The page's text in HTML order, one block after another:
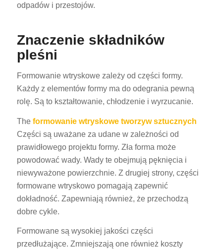
odpadów i przestojów.
Znaczenie składników
pleśni
Formowanie wtryskowe zależy od części formy.
Każdy z elementów formy ma do odegrania pewną
rolę. Są to kształtowanie, chłodzenie i wyrzucanie.
The formowanie wtryskowe tworzyw sztucznych
Części są uważane za udane w zależności od
prawidłowego projektu formy. Zła forma może
powodować wady. Wady te obejmują pęknięcia i
niewyważone powierzchnie. Z drugiej strony, części
formowane wtryskowo pomagają zapewnić
dokładność. Zapewniają również, że przechodzą
dobre cykle.
Formowane są wysokiej jakości części
przedłużające. Zmniejszają one również koszty